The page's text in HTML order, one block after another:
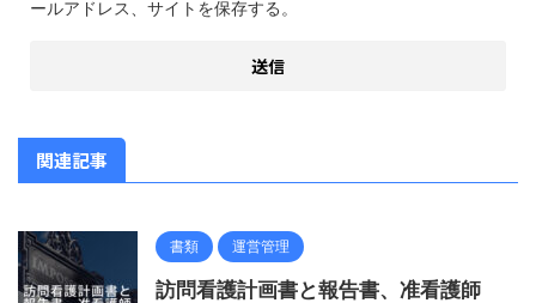
ールアドレス、サイトを保存する。
関連記事
書類 運営管理
訪問看護計画書と報告書、准看護師